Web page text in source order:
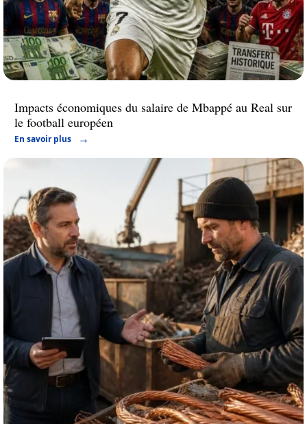
Impacts économiques du salaire de Mbappé au Real sur
le football européen
En savoir plus